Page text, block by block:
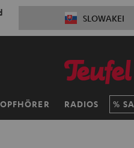
SLOWAKEI
RADIOS